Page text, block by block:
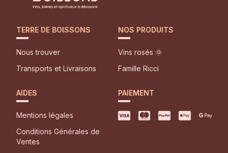
TERRE DE BOISSONS
Nous trouver
Transports et Livraisons
NOS PRODUITS
Vins rosés 🌞
Famille Ricci
AIDES
Mentions légales
Conditions Générales de
Ventes
PAIEMENT